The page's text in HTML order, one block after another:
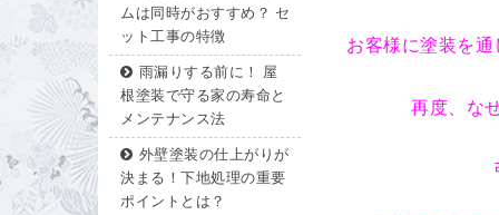
ムは同時がおすすめ？ セ
ット工事の特徴
雨漏りする前に！ 屋
根塗装で守る家の寿命と
メンテナンス法
外壁塗装の仕上がりが
決まる！下地処理の重要
ポイントとは？
お客様に塗装を
再度、な